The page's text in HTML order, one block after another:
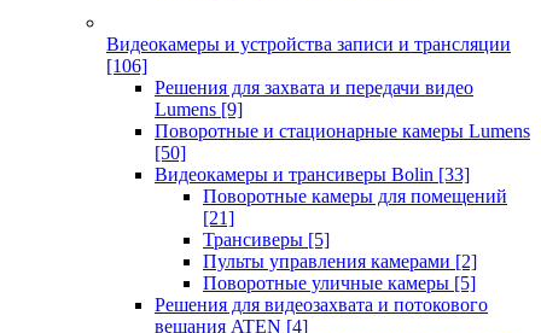
Видеокамеры и устройства записи и трансляции
[106]
Решения для захвата и передачи видео
Lumens [9]
Поворотные и стационарные камеры Lumens
[50]
Видеокамеры и трансиверы Bolin [33]
Поворотные камеры для помещений
[21]
Трансиверы [5]
Пульты управления камерами [2]
Поворотные уличные камеры [5]
Решения для видеозахвата и потокового
вещания ATEN [4]